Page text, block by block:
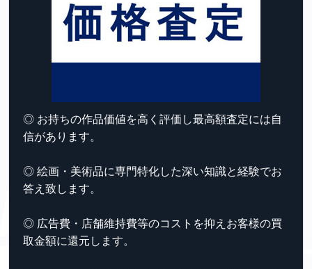
◎ お持ちの作品価値を高く評価し最高額査定には自
信があります。
◎ 絵画・美術品に専門特化した深い知識と経験でお
答え致します。
◎ 広告費・店舗維持費等のコストを抑えお客様の買
取金額に還元します。